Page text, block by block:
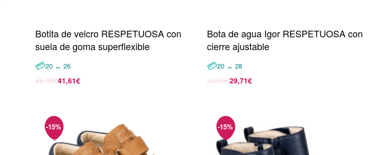
Botita de velcro RESPETUOSA con
suela de goma superflexible
20 ↔ 26
48,95€41,61€
Bota de agua Igor RESPETUOSA con
cierre ajustable
20 ↔ 28
34,95€29,71€